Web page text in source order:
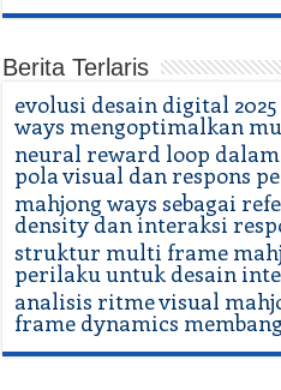
Berita Terlaris
evolusi desain digital
ways mengoptimalkan
neural reward loop
pola visual dan respons
mahjong ways sebagai
density dan interaksi
struktur multi frame
perilaku untuk desain
analisis ritme visual
frame dynamics